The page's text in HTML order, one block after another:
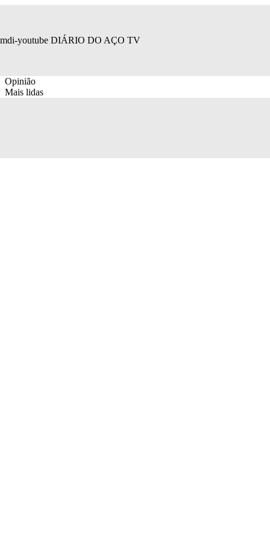
mdi-youtube DIÁRIO DO AÇO TV
Opinião
Mais lidas